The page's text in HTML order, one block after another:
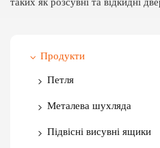
Продукти
Петля
Одностороння петля
Двостороння петля
Металева шухляда
Тонка шухляда
Підвісні висувні ящики